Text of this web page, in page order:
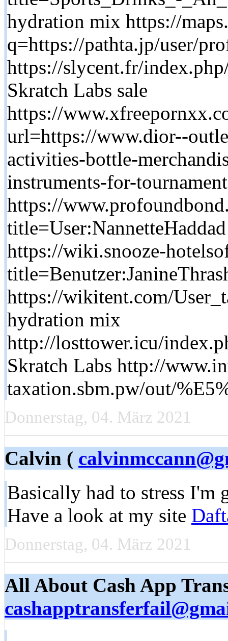
hydration mix https://
q=https://pathta.jp/user/
https://slycent.fr/
Skratch Labs sale
https://
url=https://www.dior--
activities-bottle-
instruments-for-
https://
https://wiki.snooze-
https://wikitent.com/
hydration mix
http://losttower.icu/
Skratch Labs http://
taxation.sbm.pw/out/
Donnerstag, 04. März 2021
Calvin (
Basically had to stress I'm
Have a look at my site
Donnerstag, 04. März 2021
All About Cash App